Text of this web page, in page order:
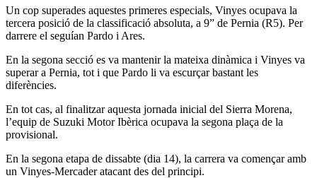
Un cop superades aquestes primeres especials, Vinyes ocupava la
tercera posició de la classificació absoluta, a 9” de Pernia (R5). Per
darrere el seguían Pardo i Ares.
En la segona secció es va mantenir la mateixa dinàmica i Vinyes va
superar a Pernia, tot i que Pardo li va escurçar bastant les
diferències.
En tot cas, al finalitzar aquesta jornada inicial del Sierra Morena,
l’equip de Suzuki Motor Ibèrica ocupava la segona plaça de la
provisional.
En la segona etapa de dissabte (dia 14), la carrera va començar amb
un Vinyes-Mercader atacant des del principi.